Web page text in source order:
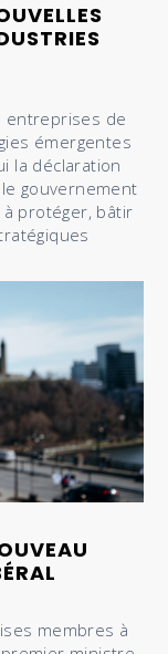
entreprises de
émergentes
la déclaration
gouvernement
protéger, bâtir
membres à